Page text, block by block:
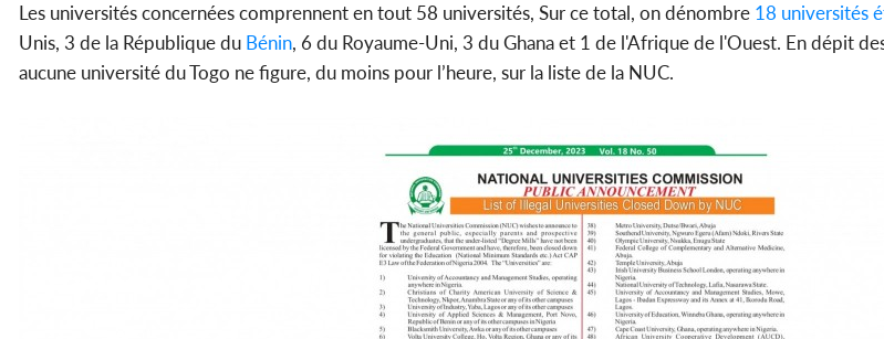
Les universités concernées comprennent en tout 58 universités, Sur ce total, on dénombre 18 universités
Unis, 3 de la République du Bénin, 6 du Royaume-Uni, 3 du Ghana et 1 de l'Afrique de l'Ouest. En dépit
aucune université du Togo ne figure, du moins pour l’heure, sur la liste de la NUC.